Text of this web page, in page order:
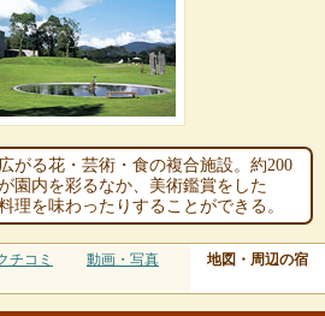
がる花・芸術・食の複合施設。約200
園内を彩るなか、美術鑑賞をした
理を味わったりすることができる。
チコミ 動画・写真 地図・周辺の宿